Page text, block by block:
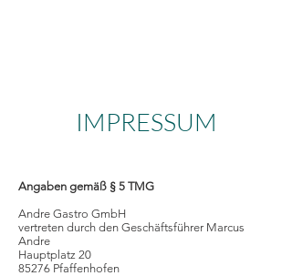
IMPRESSUM
Angaben gemäß § 5 TMG
Andre Gastro GmbH
vertreten durch den Geschäftsführer Marcus
Andre
Hauptplatz 20
85276 Pfaffenhofen